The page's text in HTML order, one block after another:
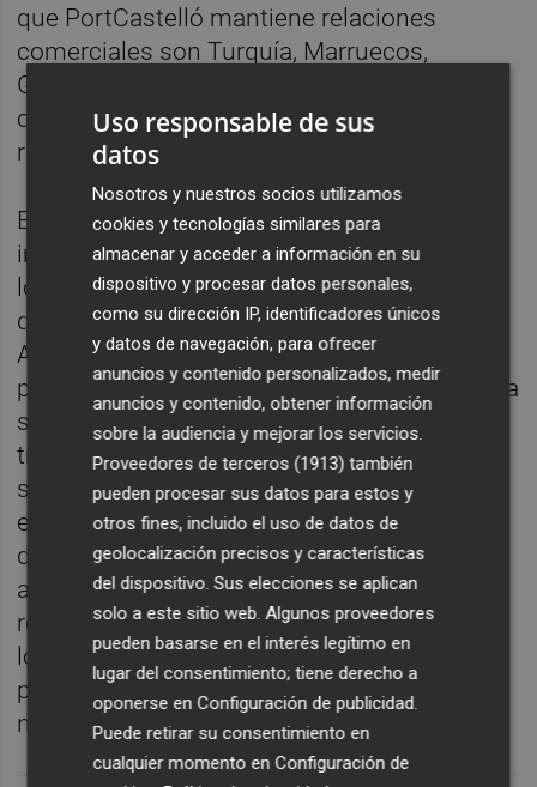
que PortCastelló mantiene relaciones
comerciales son Turquía, Marruecos,
Guyana, Egipto, Canadá, Italia y Rumanía,
consolidando su papel como un puerto de
referencia en el Mediterráneo.
Estos resultados reflejan la eficiencia de las
infraestructuras portuarias, la capacidad
logística del puerto y la estrategia de
diversificación de tráfico que desarrolla la
Autoridad Portuaria de Castellón. El
presidente de PortCastelló,Rubén Ibáñez
, ha
señalado que el crecimiento continuado en
tráfico de mercancías en el puerto refuerza
su posición como un actor clave en la
economía provincial y nacional, "generador
de empleo y riqueza en su entorno". Ha
añadido que el objetivo es continuar
reforzando la eficiencia y la capacidad
logística del puerto, "manteniendo una
posición competitiva frente a otros puertos
nacionales".
Uso responsable de sus
datos
Nosotros y nuestros socios utilizamos
cookies y tecnologías similares para
almacenar y acceder a información en su
dispositivo y procesar datos personales,
como su dirección IP, identificadores únicos
y datos de navegación, para ofrecer
anuncios y contenido personalizados, medir
anuncios y contenido, obtener información
sobre la audiencia y mejorar los servicios.
Proveedores de terceros (1913) también
pueden procesar sus datos para estos y
otros fines, incluido el uso de datos de
geolocalización precisos y características
del dispositivo. Sus elecciones se aplican
solo a este sitio web. Algunos proveedores
pueden basarse en el interés legítimo en
lugar del consentimiento; tiene derecho a
oponerse enConfiguración de publicidad.
Puede retirar su consentimiento en
cualquier momento enConfiguración de